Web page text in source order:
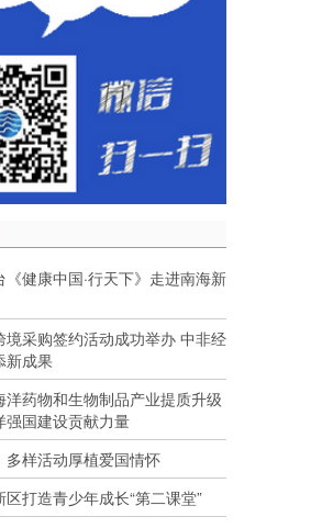
《健康中国·行天下》走进南海新
境采购签约活动成功举办 中非经
新成果
洋药物和生物制品产业提质升级
强国建设贡献力量
多样活动厚植爱国情怀
区打造青少年成长“第二课堂”